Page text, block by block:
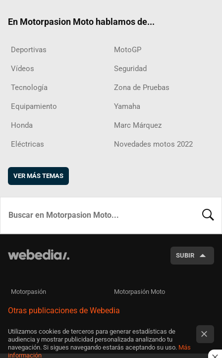
En Motorpasion Moto hablamos de...
Deportivas MotoGP
Vídeos Seguridad
Tecnología Zona de Pruebas
Equipamiento Yamaha
Honda Marc Márquez
Eléctricas Novedades motos 2022
VER MÁS TEMAS
SUBIR
Motorpasión Motorpasión Moto
Otras publicaciones de Webedia
Utilizamos cookies de terceros para generar estadísticas de
audiencia y mostrar publicidad personalizada analizando tu
navegación. Si sigues navegando estarás aceptando su uso. Más
información